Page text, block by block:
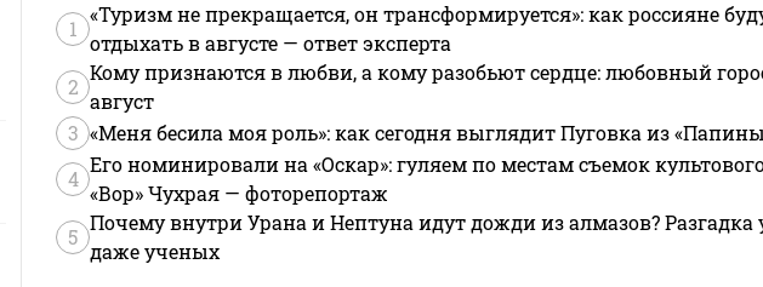
1
«Туризм не прекращается, он трансформируется»: как россияне
отдыхать в августе — ответ эксперта
2
Кому признаются в любви, а кому разобьют сердце: любовный
август
3 «Меня бесила моя роль»: как сегодня выглядит Пуговка из
4
Его номинировали на «Оскар»: гуляем по местам съемок
«Вор» Чухрая — фоторепортаж
5
Почему внутри Урана и Нептуна идут дожди из алмазов? Разгадка
даже ученых